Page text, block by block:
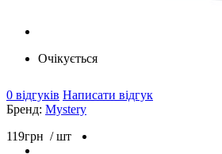
Очікується
0 відгуків Написати відгук
Бренд: Mystery
119грн / шт